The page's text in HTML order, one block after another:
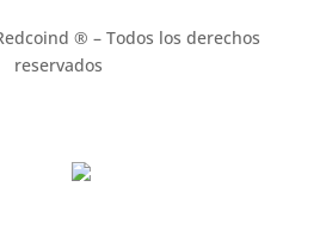
® – Todos los derechos
reservados